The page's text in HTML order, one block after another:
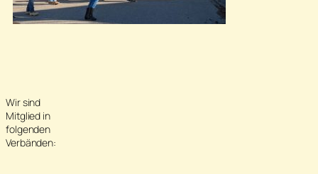
Wir sind
Mitglied in
folgenden
Verbänden: